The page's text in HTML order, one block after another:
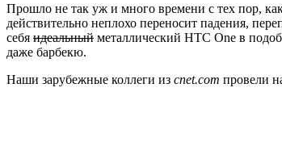
Прошло не так уж и много времени с тех пор,
действительно неплохо переносит падения,
себя идеальный металлический HTC One в
даже барбекю.
Наши зарубежные коллеги из cnet.com провели